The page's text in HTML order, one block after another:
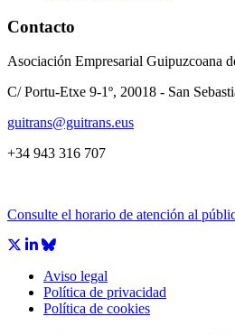
Contacto
Asociación Empresarial Guipuzcoana
C/ Portu-Etxe 9-1º, 20018 - San
guitrans@guitrans.eus
+34 943 316 707
Consulte el horario de atención al
Aviso legal
Política de privacidad
Política de cookies
CÁMARA DE COMERCIO DE
COMISIÓN ASESORA DE